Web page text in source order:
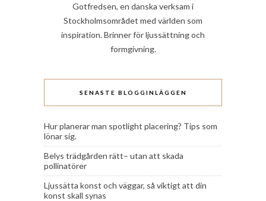
Gotfredsen, en danska verksam i
Stockholmsområdet med världen som
inspiration. Brinner för ljussättning och
formgivning.
SENASTE BLOGGINLÄGGEN
Hur planerar man spotlight placering? Tips som
lönar sig.
Belys trädgården rätt– utan att skada
pollinatörer
Ljussätta konst och väggar, så viktigt att din
konst skall synas